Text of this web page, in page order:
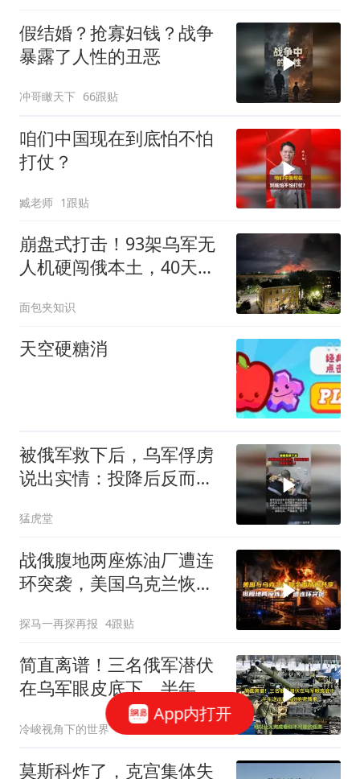
假结婚？抢寡妇钱？战争
暴露了人性的丑恶
冲哥瞰天下 66跟贴
咱们中国现在到底怕不怕
打仗？
臧老师 1跟贴
崩盘式打击！93架乌军无
人机硬闯俄本土，40天捣
面包夹知识
天空硬糖消
被俄军救下后，乌军俘虏
说出实情：投降后反而更
猛虎堂
战俄腹地两座炼油厂遭连
环突袭，美国乌克兰恢复
探马一再探再报 4跟贴
简直离谱！三名俄军潜伏
在乌军眼皮底下，半年送
出数百份绝密情报
冷峻视角下的世界
莫斯科炸了，克宫集体失
App内打开